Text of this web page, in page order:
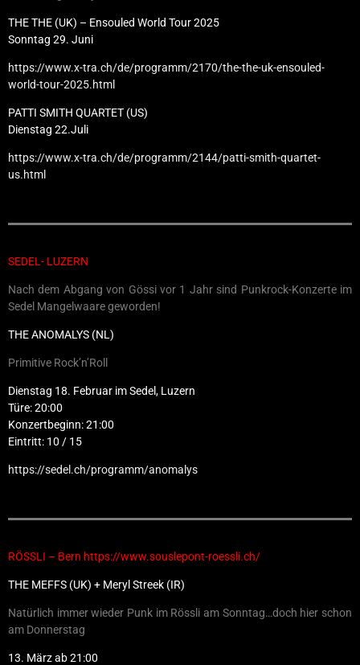
THE THE (UK) – Ensouled World Tour 2025
Sonntag 29. Juni
https://www.x-tra.ch/de/programm/2170/the-the-uk-ensouled-
world-tour-2025.html
PATTI SMITH QUARTET (US)
Dienstag 22.Juli
https://www.x-tra.ch/de/programm/2144/patti-smith-quartet-
us.html
SEDEL- LUZERN
Nach dem Abgang von Gössi vor 1 Jahr sind Punkrock-Konzerte im
Sedel Mangelwaare geworden!
THE ANOMALYS (NL)
Primitive Rock’n’Roll
Dienstag 18. Februar im Sedel, Luzern
Türe: 20:00
Konzertbeginn: 21:00
Eintritt: 10 / 15
https://sedel.ch/programm/anomalys
RÖSSLI – Bern https://www.souslepont-roessli.ch/
THE MEFFS (UK) + Meryl Streek (IR)
Natürlich immer wieder Punk im Rössli am Sonntag…doch hier schon
am Donnerstag
13. März ab 21:00